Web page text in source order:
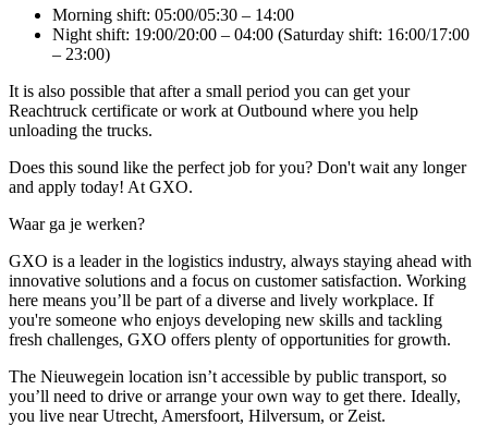
Morning shift: 05:00/05:30 – 14:00
Night shift: 19:00/20:00 – 04:00 (Saturday shift: 16:00/17:00
– 23:00)
It is also possible that after a small period you can get your
Reachtruck certificate or work at Outbound where you help
unloading the trucks.
Does this sound like the perfect job for you? Don't wait any longer
and apply today! At GXO.
Waar ga je werken?
GXO is a leader in the logistics industry, always staying ahead with
innovative solutions and a focus on customer satisfaction. Working
here means you’ll be part of a diverse and lively workplace. If
you're someone who enjoys developing new skills and tackling
fresh challenges, GXO offers plenty of opportunities for growth.
The Nieuwegein location isn’t accessible by public transport, so
you’ll need to drive or arrange your own way to get there. Ideally,
you live near Utrecht, Amersfoort, Hilversum, or Zeist.